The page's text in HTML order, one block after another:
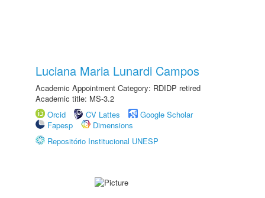
Luciana Maria Lunardi Campos
Academic Appointment Category: RDIDP retired
Academic title: MS-3.2
Orcid
CV Lattes
Google Scholar
Fapesp
Dimensions
Repositório Institucional UNESP